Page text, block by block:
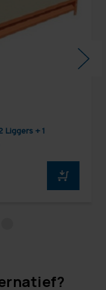
Liggers + 1